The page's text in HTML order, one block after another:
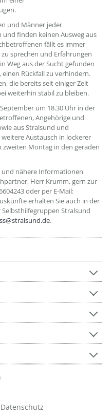
und Männer jeder
finden keinen Ausweg aus
fällt es immer
sprechen und Erfahrungen
Weg aus der Sucht gefunden
Rückfall zu verhindern.
die bereits seit einiger Zeit
weiterhin stabil zu bleiben.
um 18.30 Uhr in der
Angehörige und
aus Stralsund und
Austausch in lockerer
Montag in den geraden
und nähere Informationen
Herr Krumm, gern zur
oder per E-Mail:
erhalten Sie auch in der
Stralsund
.
Datenschutz